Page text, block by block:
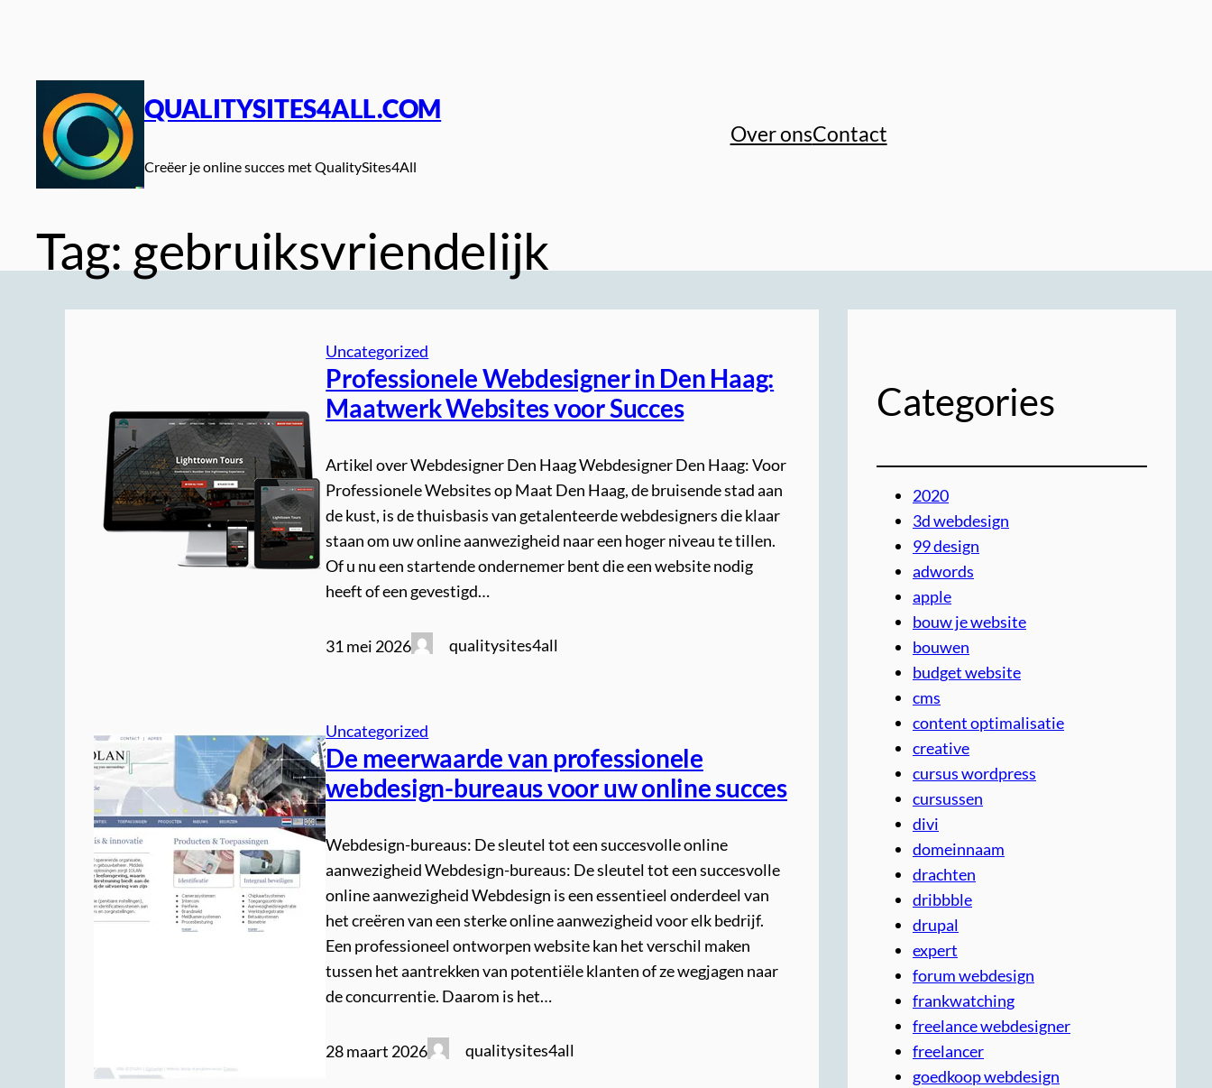
QUALITYSITES4ALL.COM
Creëer je online succes met QualitySites4All
Over onsContact
Tag: gebruiksvriendelijk
Uncategorized
Professionele Webdesigner in Den Haag:
Maatwerk Websites voor Succes
Artikel over Webdesigner Den Haag Webdesigner Den Haag: Voor
Professionele Websites op Maat Den Haag, de bruisende stad aan
de kust, is de thuisbasis van getalenteerde webdesigners die klaar
staan om uw online aanwezigheid naar een hoger niveau te tillen.
Of u nu een startende ondernemer bent die een website nodig
heeft of een gevestigd…
31 mei 2026 qualitysites4all
Uncategorized
De meerwaarde van professionele
webdesign-bureaus voor uw online succes
Webdesign-bureaus: De sleutel tot een succesvolle online
aanwezigheid Webdesign-bureaus: De sleutel tot een succesvolle
online aanwezigheid Webdesign is een essentieel onderdeel van
het creëren van een sterke online aanwezigheid voor elk bedrijf.
Een professioneel ontworpen website kan het verschil maken
tussen het aantrekken van potentiële klanten of ze wegjagen naar
de concurrentie. Daarom is het…
28 maart 2026 qualitysites4all
Categories
2020
3d webdesign
99 design
adwords
apple
bouw je website
bouwen
budget website
cms
content optimalisatie
creative
cursus wordpress
cursussen
divi
domeinnaam
drachten
dribbble
drupal
expert
forum webdesign
frankwatching
freelance webdesigner
freelancer
goedkoop webdesign